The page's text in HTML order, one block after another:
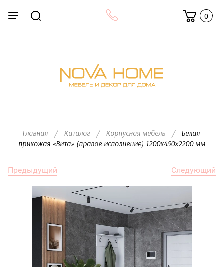
0
Главная / Каталог / Корпусная мебель /
  Белая
прихожая «Вита» (правое исполнение) 1200х450х2200 мм
Предыдущий Следующий